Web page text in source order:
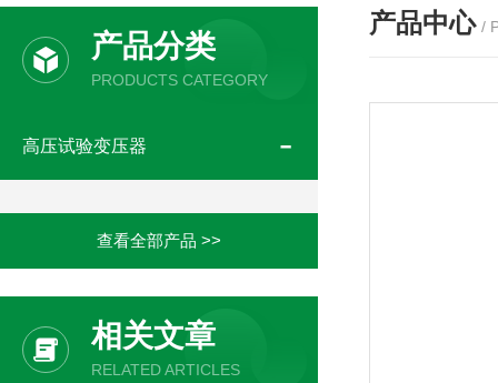
产品分类
PRODUCTS CATEGORY
高压试验变压器
查看全部产品 >>
相关文章
RELATED ARTICLES
产品中心 /